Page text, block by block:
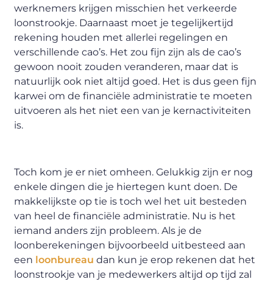
werknemers krijgen misschien het verkeerde
loonstrookje. Daarnaast moet je tegelijkertijd
rekening houden met allerlei regelingen en
verschillende cao’s. Het zou fijn zijn als de cao’s
gewoon nooit zouden veranderen, maar dat is
natuurlijk ook niet altijd goed. Het is dus geen fijn
karwei om de financiële administratie te moeten
uitvoeren als het niet een van je kernactiviteiten
is.
Toch kom je er niet omheen. Gelukkig zijn er nog
enkele dingen die je hiertegen kunt doen. De
makkelijkste op tie is toch wel het uit besteden
van heel de financiële administratie. Nu is het
iemand anders zijn probleem. Als je de
loonberekeningen bijvoorbeeld uitbesteed aan
een loonbureau dan kun je erop rekenen dat het
loonstrookje van je medewerkers altijd op tijd zal